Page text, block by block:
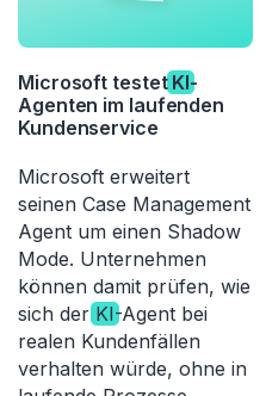
Microsoft testet KI-
Agenten im laufenden
Kundenservice
Microsoft erweitert
seinen Case Management
Agent um einen Shadow
Mode. Unternehmen
können damit prüfen, wie
sich der KI-Agent bei
realen Kundenfällen
verhalten würde, ohne in